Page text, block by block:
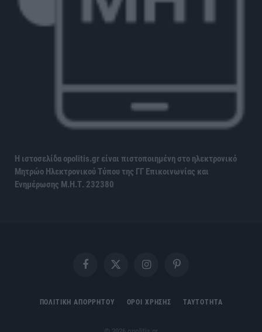
Η ιστοσελίδα opolitis.gr είναι πιστοποιημένη στο ηλεκτρονικό
Μητρώο Ηλεκτρονικού Τύπου της ΓΓ Επικοινωνίας και
Ενημέρωσης Μ.Η.Τ. 232380
FacebookX
InstagramPinterest
ΠΟΛΙΤΙΚΗ ΑΠΟΡΡΗΤΟΥ ΟΡΟΙ ΧΡΗΣΗΣ ΤΑΥΤΟΤΗΤΑ